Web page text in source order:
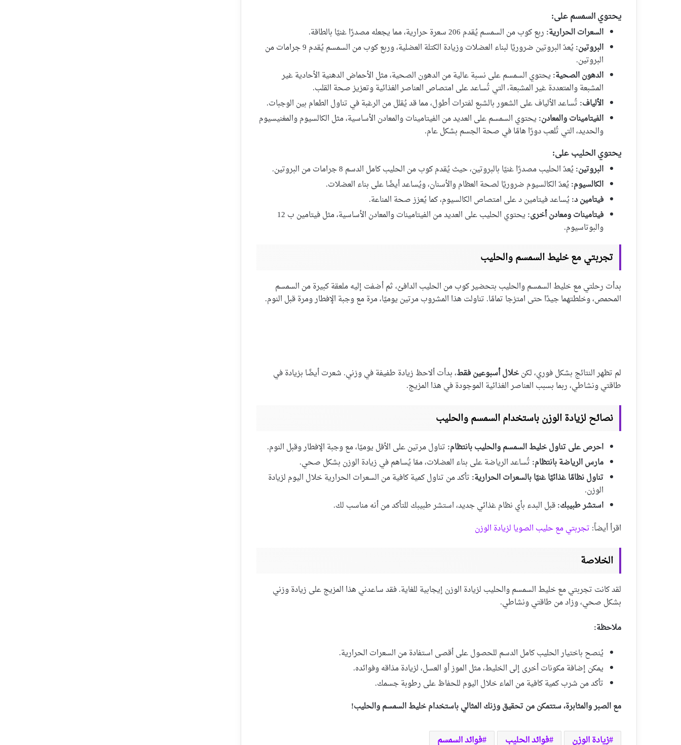
يحتوي السمسم على:
السعرات الحرارية: ربع كوب من السمسم يُقدم 206 سعرة حرارية، مما يجعله مصدرًا غنيًا بالطاقة.
البروتين:
يُعدّ البروتين ضروريًا لبناء العضلات وزيادة الكتلة العضلية، وربع كوب من السمسم يُقدم 9 جرامات من
البروتين.
الدهون الصحية:يحتوي السمسم على نسبة عالية من الدهون الصحية، مثل الأحماض الدهنية الأحادية غير
المشبعة والمتعددة غير المشبعة، التي تُساعد على امتصاص العناصر الغذائية وتعزيز صحة القلب.
الألياف: تُساعد الألياف على الشعور بالشبع لفترات أطول، مما قد يُقلل من الرغبة في تناول الطعام بين الوجبات.
الفيتامينات والمعادن:يحتوي السمسم على العديد من الفيتامينات والمعادن الأساسية، مثل الكالسيوم والمغنيسيوم
والحديد، التي تُلعب دورًا هامًا في صحة الجسم بشكل عام.
يحتوي الحليب على:
البروتين:يُعدّ الحليب مصدرًا غنيًا بالبروتين، حيث يُقدم كوب من الحليب كامل الدسم 8 جرامات من البروتين.
الكالسيوم:يُعدّ الكالسيوم ضروريًا لصحة العظام والأسنان، ويُساعد أيضًا على بناء العضلات.
فيتامين د:يُساعد فيتامين د على امتصاص الكالسيوم، كما يُعزز صحة المناعة.
فيتامينات ومعادن أخرى:
يحتوي الحليب على العديد من الفيتامينات والمعادن الأساسية، مثل فيتامين ب 12
والبوتاسيوم.
تجربتي مع خليط السمسم والحليب
بدأت رحلتي مع خليط السمسم والحليب بتحضير كوب من الحليب الدافئ، ثم أضفت إليه ملعقة كبيرة من السمسم
المحمص، وخلطتهما جيدًا حتى امتزجا تمامًا. تناولت هذا المشروب مرتين يوميًا، مرة مع وجبة الإفطار ومرة قبل النوم.
لم تظهر النتائج بشكل فوري، لكنخلال أسبوعين فقط، بدأت ألاحظ زيادة طفيفة في وزني. شعرت أيضًا بزيادة في
طاقتي ونشاطي، ربما بسبب العناصر الغذائية الموجودة في هذا المزيج.
نصائح لزيادة الوزن باستخدام السمسم والحليب
احرص على تناول خليط السمسم والحليب بانتظام: تناول مرتين على الأقل يوميًا، مع وجبة الإفطار وقبل النوم.
مارس الرياضة بانتظام: تُساعد الرياضة على بناء العضلات، ممّا يُساهم في زيادة الوزن بشكل صحي.
تناول نظامًا غذائيًا غنيًا بالسعرات الحرارية: تأكد من تناول كمية كافية من السعرات الحرارية خلال اليوم لزيادة
الوزن.
استشر طبيبك:قبل البدء بأي نظام غذائي جديد، استشر طبيبك للتأكد من أنه مناسب لك.
اقرأ أيضاً: تجربتي مع حليب الصويا لزيادة الوزن
الخلاصة
لقد كانت تجربتي مع خليط السمسم والحليب لزيادة الوزن إيجابية للغاية. فقد ساعدني هذا المزيج على زيادة وزني
بشكل صحي، وزاد من طاقتي ونشاطي.
ملاحظة:
يُنصح باختيار الحليب كامل الدسم للحصول على أقصى استفادة من السعرات الحرارية.
يمكن إضافة مكونات أخرى إلى الخليط، مثل الموز أو العسل، لزيادة مذاقه وفوائده.
تأكد من شرب كمية كافية من الماء خلال اليوم للحفاظ على رطوبة جسمك.
مع الصبر والمثابرة، ستتمكن من تحقيق وزنك المثالي باستخدام خليط السمسم والحليب!
زيادة الوزن فوائد الحليب فوائد السمسم